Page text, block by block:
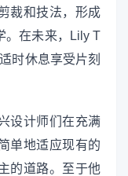
裁和技法，形成
。在未来，Lily T
时休息享受片刻
设计师们在充满
单地适应现有的
的道路。至于他